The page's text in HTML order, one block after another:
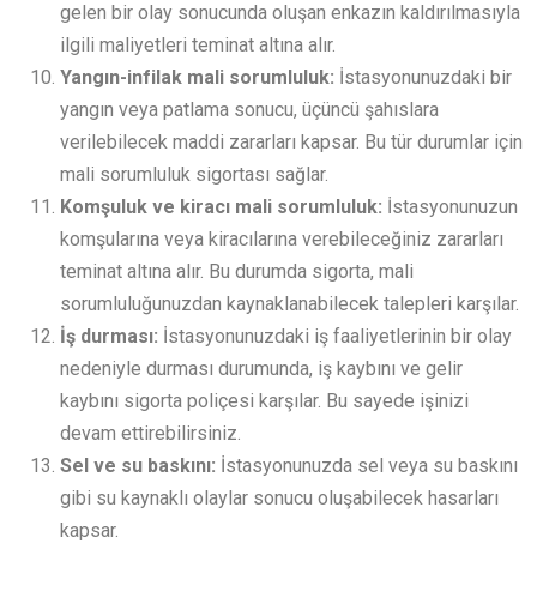
gelen bir olay sonucunda oluşan enkazın kaldırılmasıyla
ilgili maliyetleri teminat altına alır.
Yangın-infilak mali sorumluluk: İstasyonunuzdaki bir
yangın veya patlama sonucu, üçüncü şahıslara
verilebilecek maddi zararları kapsar. Bu tür durumlar için
mali sorumluluk sigortası sağlar.
Komşuluk ve kiracı mali sorumluluk: İstasyonunuzun
komşularına veya kiracılarına verebileceğiniz zararları
teminat altına alır. Bu durumda sigorta, mali
sorumluluğunuzdan kaynaklanabilecek talepleri karşılar.
İş durması: İstasyonunuzdaki iş faaliyetlerinin bir olay
nedeniyle durması durumunda, iş kaybını ve gelir
kaybını sigorta poliçesi karşılar. Bu sayede işinizi
devam ettirebilirsiniz.
Sel ve su baskını: İstasyonunuzda sel veya su baskını
gibi su kaynaklı olaylar sonucu oluşabilecek hasarları
kapsar.